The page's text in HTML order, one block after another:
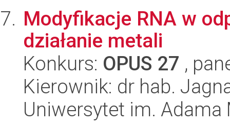
Modyfikacje RNA w
działanie metali
Konkurs: OPUS 27 ,
Kierownik: dr hab.
Uniwersytet im.